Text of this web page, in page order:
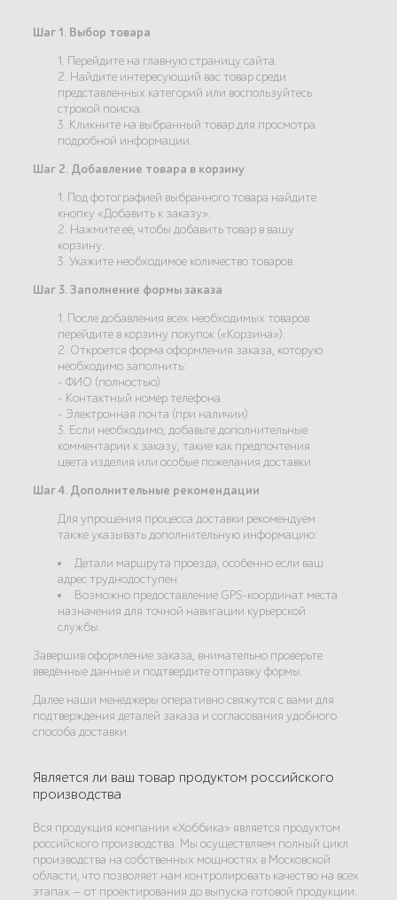
Шаг 1. Выбор товара
1. Перейдите на главную страницу сайта.
2. Найдите интересующий вас товар среди
представленных категорий или воспользуйтесь
строкой поиска.
3. Кликните на выбранный товар для просмотра
подробной информации.
Шаг 2. Добавление товара в корзину
1. Под фотографией выбранного товара найдите
кнопку «Добавить к заказу».
2. Нажмите её, чтобы добавить товар в вашу
корзину.
3. Укажите необходимое количество товаров.
Шаг 3. Заполнение формы заказа
1. После добавления всех необходимых товаров
перейдите в корзину покупок («Корзина»).
2. Откроется форма оформления заказа, которую
необходимо заполнить:
- ФИО (полностью).
- Контактный номер телефона.
- Электронная почта (при наличии).
3. Если необходимо, добавьте дополнительные
комментарии к заказу, такие как предпочтения
цвета изделия или особые пожелания доставки.
Шаг 4. Дополнительные рекомендации
Для упрощения процесса доставки рекомендуем
также указывать дополнительную информацию:
Детали маршрута проезда, особенно если ваш
адрес труднодоступен.
Возможно предоставление GPS-координат места
назначения для точной навигации курьерской
службы.
Завершив оформление заказа, внимательно проверьте
введённые данные и подтвердите отправку формы.
Далее наши менеджеры оперативно свяжутся с вами для
подтверждения деталей заказа и согласования удобного
способа доставки.
Является ли ваш товар продуктом российского
производства
Вся продукция компании «Хоббика» является продуктом
российского производства. Мы осуществляем полный цикл
производства на собственных мощностях в Московской
области, что позволяет нам контролировать качество на всех
этапах — от проектирования до выпуска готовой продукции.